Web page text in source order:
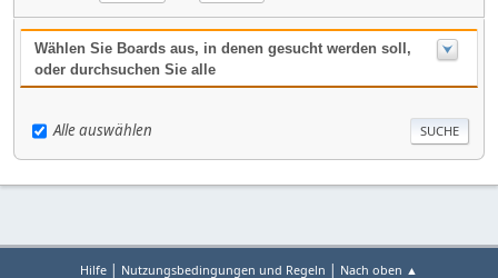
Wählen Sie Boards aus, in denen gesucht werden soll,
oder durchsuchen Sie alle
Alle auswählen
Hilfe | Nutzungsbedingungen und Regeln | Nach oben ▲